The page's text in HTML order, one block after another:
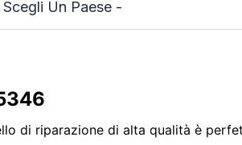
Un Paese -
di riparazione di alta qualità è